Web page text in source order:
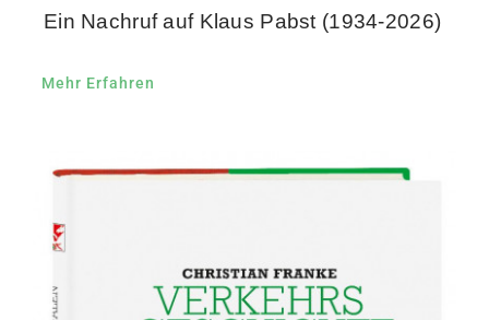
Ein Nachruf auf Klaus Pabst (1934-2026)
Mehr Erfahren